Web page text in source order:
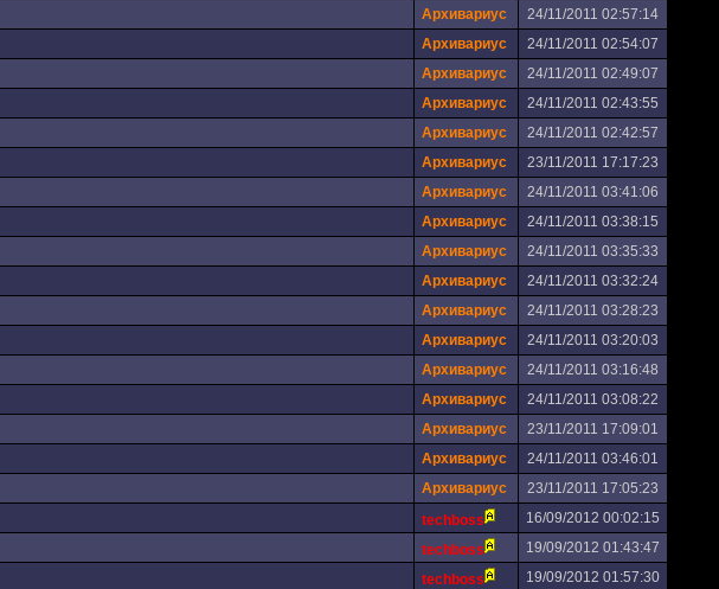
Архивариус
24/11/2011 02:57:14
Архивариус
24/11/2011 02:54:07
Архивариус
24/11/2011 02:49:07
Архивариус
24/11/2011 02:43:55
Архивариус
24/11/2011 02:42:57
Архивариус
23/11/2011 17:17:23
Архивариус
24/11/2011 03:41:06
Архивариус
24/11/2011 03:38:15
Архивариус
24/11/2011 03:35:33
Архивариус
24/11/2011 03:32:24
Архивариус
24/11/2011 03:28:23
Архивариус
24/11/2011 03:20:03
Архивариус
24/11/2011 03:16:48
Архивариус
24/11/2011 03:08:22
Архивариус
23/11/2011 17:09:01
Архивариус
24/11/2011 03:46:01
Архивариус
23/11/2011 17:05:23
techboss
16/09/2012 00:02:15
techboss
19/09/2012 01:43:47
techboss 19/09/2012 01:57:30